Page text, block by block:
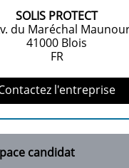
SOLIS PROTECT
du Maréchal
41000 Blois
FR
l'entreprise
candidat